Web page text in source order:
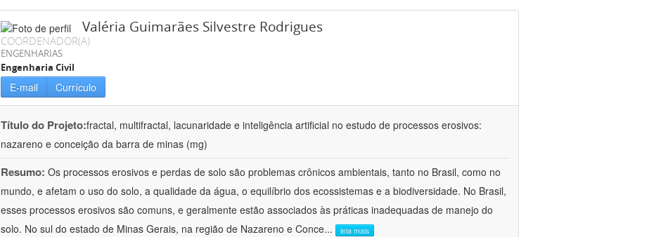
Valéria Guimarães Silvestre Rodrigues
COORDENADOR(A)
ENGENHARIAS
Engenharia Civil
E-mail Currículo
Título do Projeto:fractal, multifractal, lacunaridade e inteligência artificial no estudo de processos erosivos:
nazareno e conceição da barra de minas (mg)
Resumo: Os processos erosivos e perdas de solo são problemas crônicos ambientais, tanto no Brasil, como no
mundo, e afetam o uso do solo, a qualidade da água, o equilíbrio dos ecossistemas e a biodiversidade. No Brasil,
esses processos erosivos são comuns, e geralmente estão associados às práticas inadequadas de manejo do
solo. No sul do estado de Minas Gerais, na região de Nazareno e Conce... leia mais